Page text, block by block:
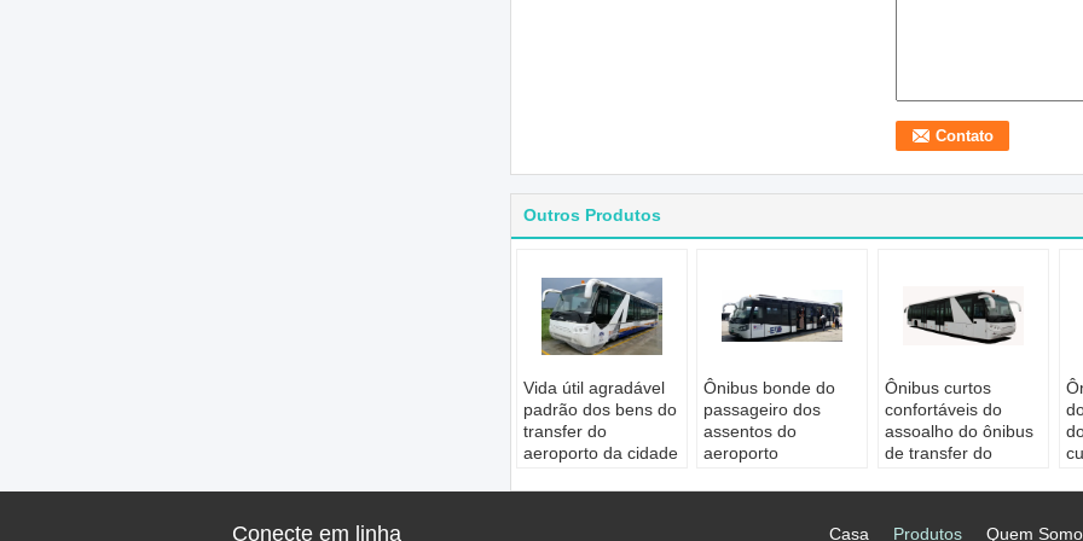
Outros Produtos
Vida útil agradável
padrão dos bens do
transfer do
aeroporto da cidade
capacidade
Ônibus bonde do
passageiro dos
assentos do
aeroporto
projeto de Cobus
Ônibus curtos
confortáveis do
assoalho do ônibus
de transfer do
volta baixos
Conecte em linha Quem
Produtos
Casa